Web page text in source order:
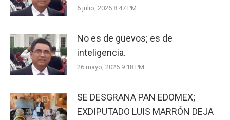
6 julio, 2026 8:47 PM
No es de güevos; es de
inteligencia.
26 mayo, 2026 9:18 PM
SE DESGRANA PAN EDOMEX;
EXDIPUTADO LUIS MARRÓN DEJA